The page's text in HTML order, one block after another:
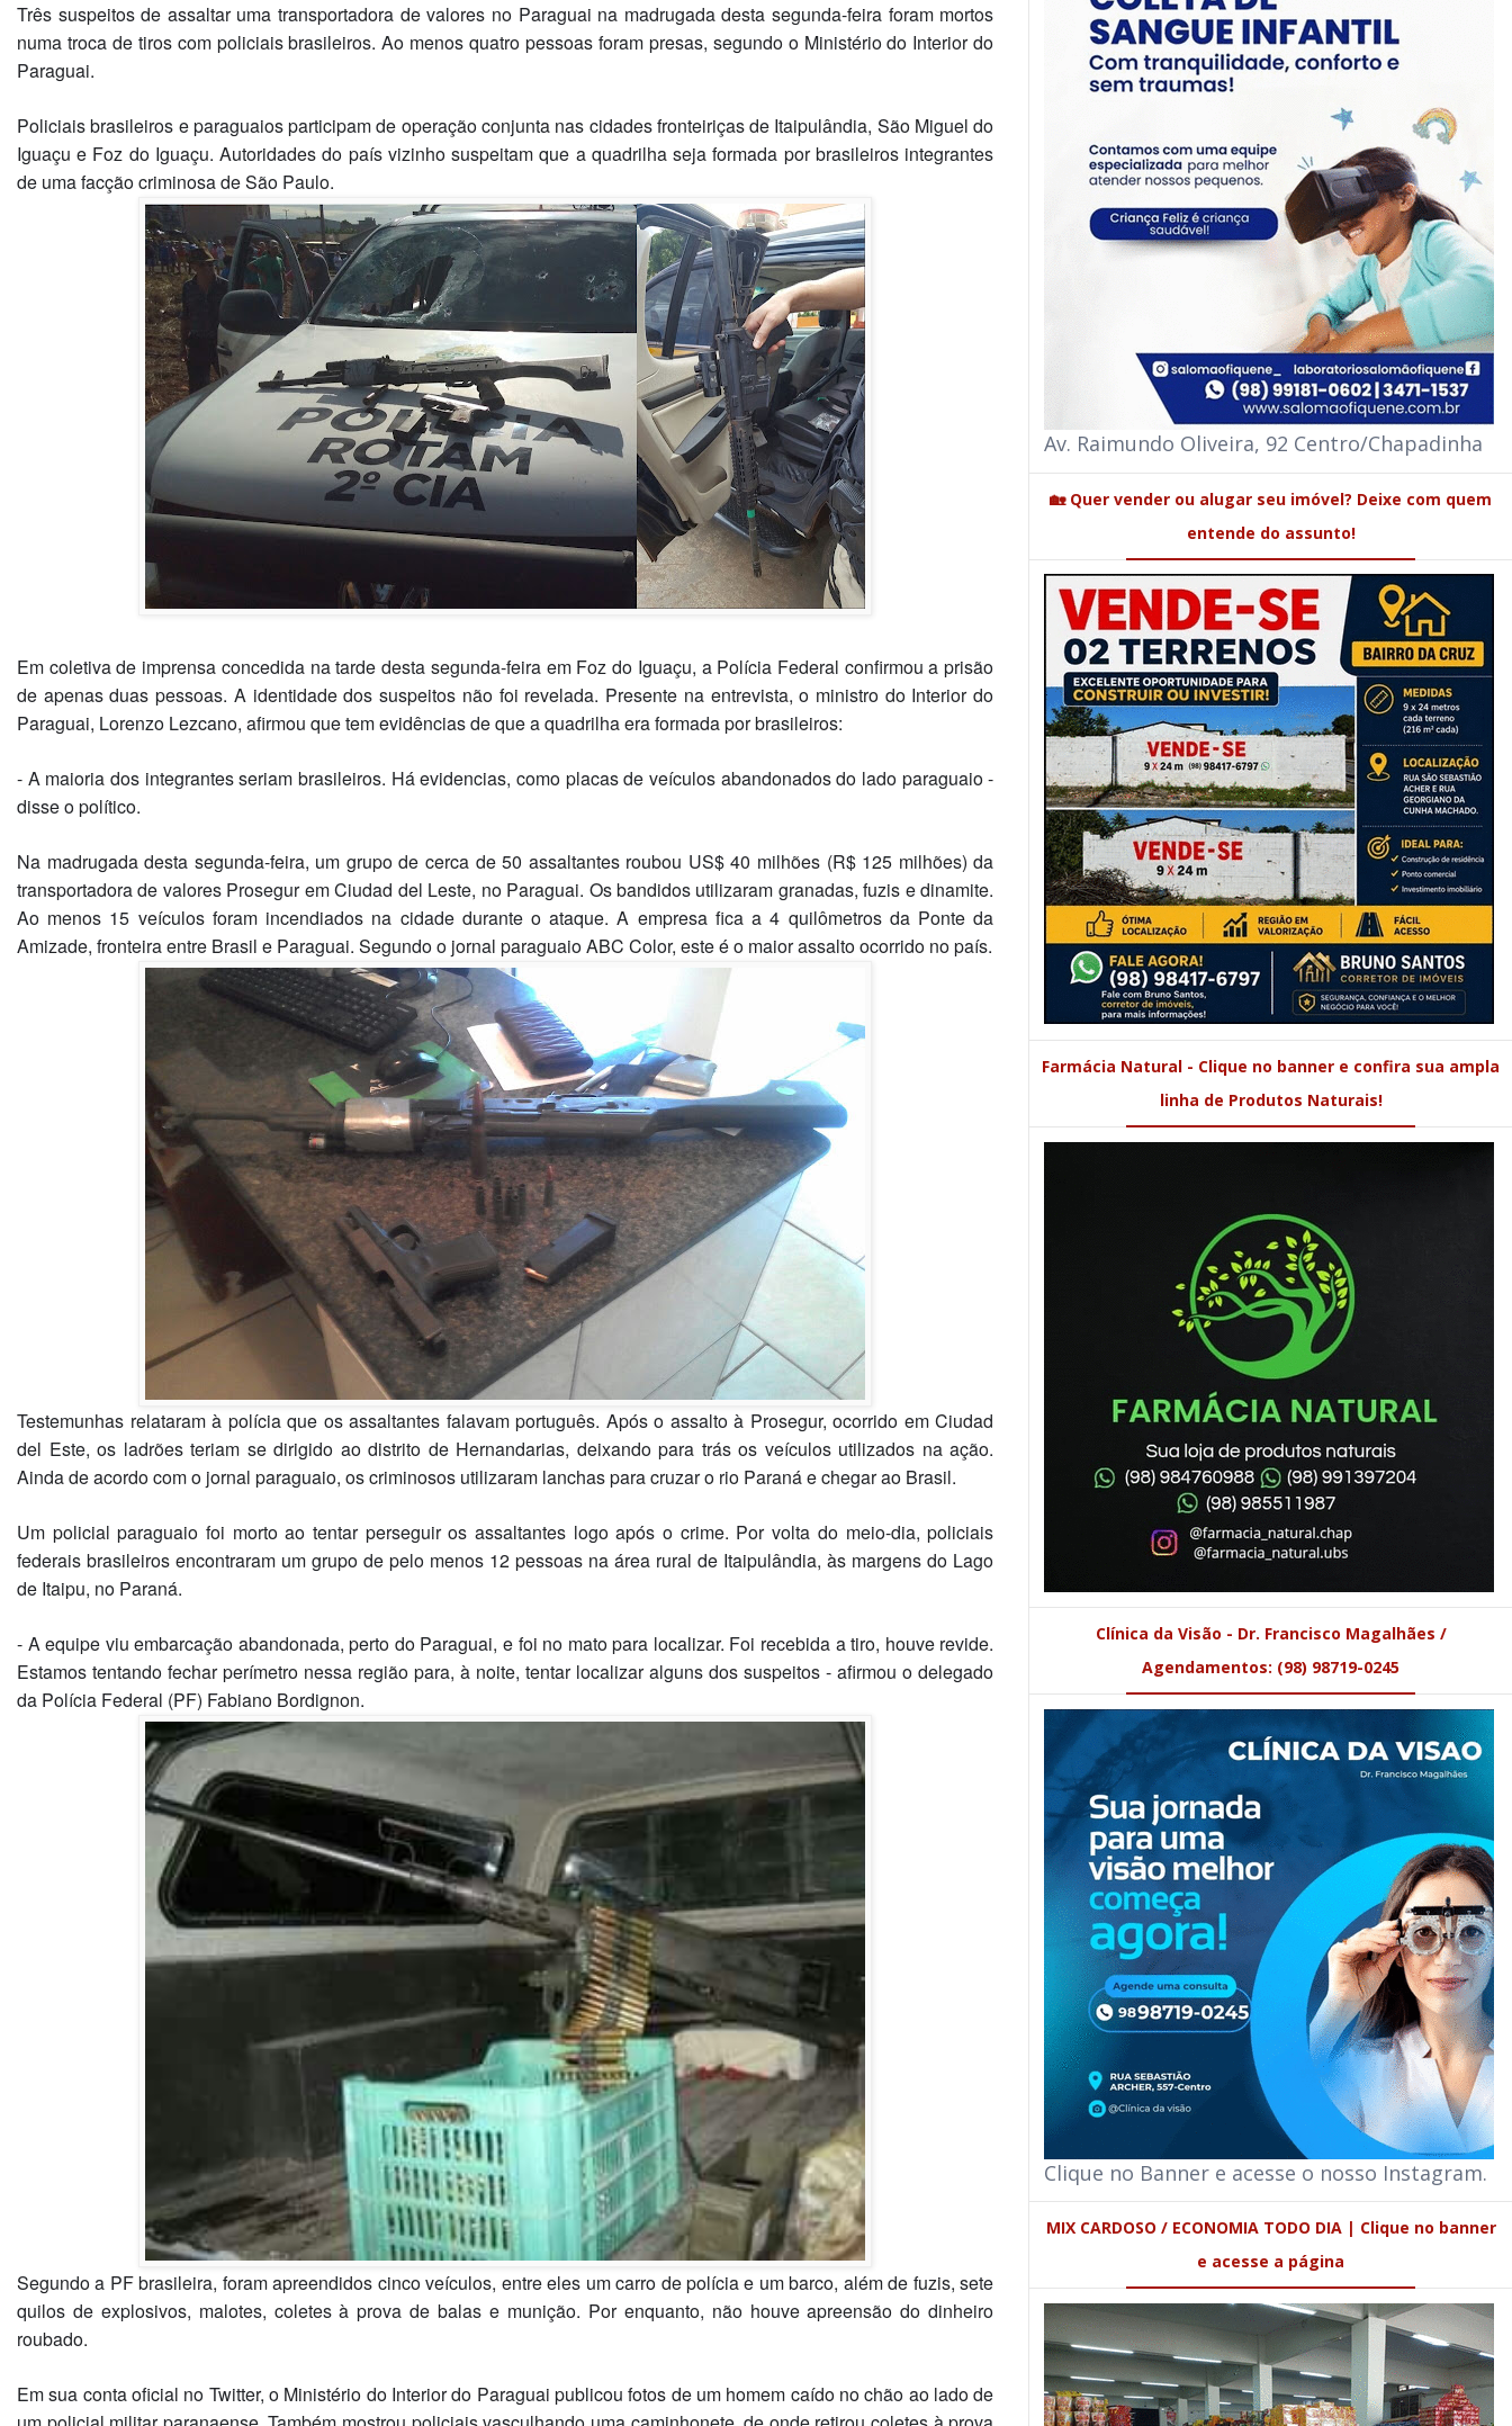
Três suspeitos de assaltar uma transportadora de valores no Paraguai na madrugada desta segunda-feira foram mortos
numa troca de tiros com policiais brasileiros. Ao menos quatro pessoas foram presas, segundo o Ministério do Interior do
Paraguai.
Policiais brasileiros e paraguaios participam de operação conjunta nas cidades fronteiriças de Itaipulândia, São Miguel do
Iguaçu e Foz do Iguaçu. Autoridades do país vizinho suspeitam que a quadrilha seja formada por brasileiros integrantes
de uma facção criminosa de São Paulo.
Em coletiva de imprensa concedida na tarde desta segunda-feira em Foz do Iguaçu, a Polícia Federal confirmou a prisão
de apenas duas pessoas. A identidade dos suspeitos não foi revelada. Presente na entrevista, o ministro do Interior do
Paraguai, Lorenzo Lezcano, afirmou que tem evidências de que a quadrilha era formada por brasileiros:
- A maioria dos integrantes seriam brasileiros. Há evidencias, como placas de veículos abandonados do lado paraguaio -
disse o político.
Na madrugada desta segunda-feira, um grupo de cerca de 50 assaltantes roubou US$ 40 milhões (R$ 125 milhões) da
transportadora de valores Prosegur em Ciudad del Leste, no Paraguai. Os bandidos utilizaram granadas, fuzis e dinamite.
Ao menos 15 veículos foram incendiados na cidade durante o ataque. A empresa fica a 4 quilômetros da Ponte da
Amizade, fronteira entre Brasil e Paraguai. Segundo o jornal paraguaio ABC Color, este é o maior assalto ocorrido no país.
Testemunhas relataram à polícia que os assaltantes falavam português. Após o assalto à Prosegur, ocorrido em Ciudad
del Este, os ladrões teriam se dirigido ao distrito de Hernandarias, deixando para trás os veículos utilizados na ação.
Ainda de acordo com o jornal paraguaio, os criminosos utilizaram lanchas para cruzar o rio Paraná e chegar ao Brasil.
Um policial paraguaio foi morto ao tentar perseguir os assaltantes logo após o crime. Por volta do meio-dia, policiais
federais brasileiros encontraram um grupo de pelo menos 12 pessoas na área rural de Itaipulândia, às margens do Lago
de Itaipu, no Paraná.
- A equipe viu embarcação abandonada, perto do Paraguai, e foi no mato para localizar. Foi recebida a tiro, houve revide.
Estamos tentando fechar perímetro nessa região para, à noite, tentar localizar alguns dos suspeitos - afirmou o delegado
da Polícia Federal (PF) Fabiano Bordignon.
Segundo a PF brasileira, foram apreendidos cinco veículos, entre eles um carro de polícia e um barco, além de fuzis, sete
quilos de explosivos, malotes, coletes à prova de balas e munição. Por enquanto, não houve apreensão do dinheiro
roubado.
Em sua conta oficial no Twitter, o Ministério do Interior do Paraguai publicou fotos de um homem caído no chão ao lado de
Av. Raimundo Oliveira, 92 Centro/Chapadinha
🏡 Quer vender ou alugar seu imóvel? Deixe com quem
entende do assunto!
Farmácia Natural - Clique no banner e confira sua ampla
linha de Produtos Naturais!
Clínica da Visão - Dr. Francisco Magalhães /
Agendamentos: (98) 98719-0245
Clique no Banner e acesse o nosso Instagram.
MIX CARDOSO / ECONOMIA TODO DIA | Clique no banner
e acesse a página